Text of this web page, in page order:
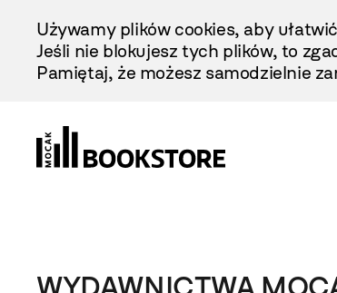
Treści
Używamy plików cookies, aby
Jeśli nie blokujesz tych plików, to
Pamiętaj, że możesz samodzielnie